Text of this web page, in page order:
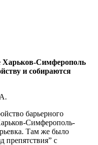
Харьков-Симферополь
и собираются
барьерного
Симферополь-
Там же было
препятствия” с